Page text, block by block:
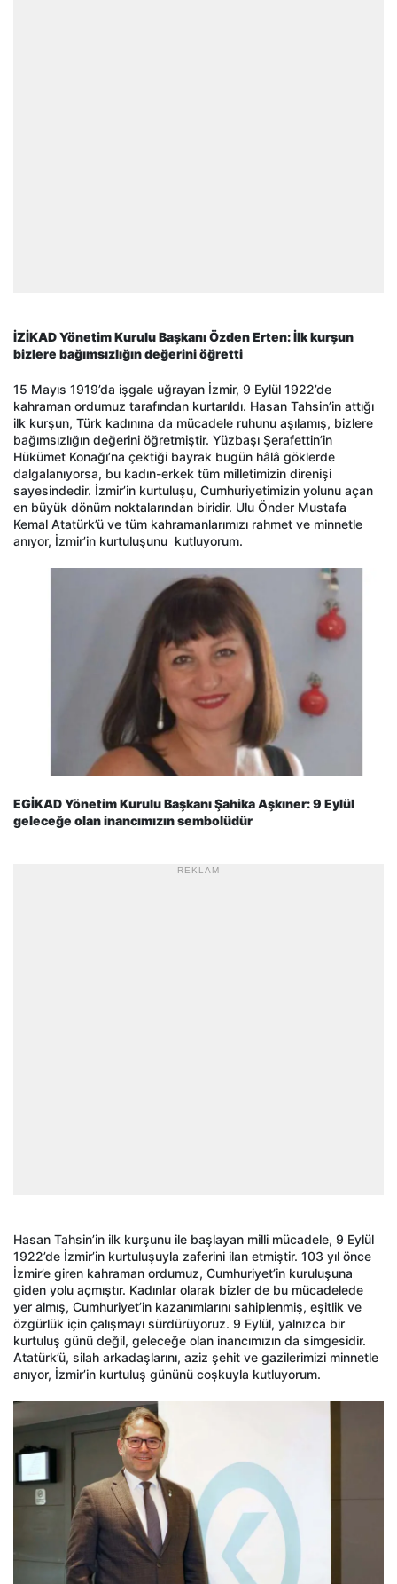
İZİKAD Yönetim Kurulu Başkanı Özden Erten: İlk kurşun
bizlere bağımsızlığın değerini öğretti
15 Mayıs 1919’da işgale uğrayan İzmir, 9 Eylül 1922’de
kahraman ordumuz tarafından kurtarıldı. Hasan Tahsin’in attığı
ilk kurşun, Türk kadınına da mücadele ruhunu aşılamış, bizlere
bağımsızlığın değerini öğretmiştir. Yüzbaşı Şerafettin’in
Hükümet Konağı’na çektiği bayrak bugün hâlâ göklerde
dalgalanıyorsa, bu kadın-erkek tüm milletimizin direnişi
sayesindedir. İzmir’in kurtuluşu, Cumhuriyetimizin yolunu açan
en büyük dönüm noktalarından biridir. Ulu Önder Mustafa
Kemal Atatürk’ü ve tüm kahramanlarımızı rahmet ve minnetle
anıyor, İzmir’in kurtuluşunu kutluyorum.
EGİKAD Yönetim Kurulu Başkanı Şahika Aşkıner: 9 Eylül
geleceğe olan inancımızın sembolüdür
- REKLAM -
Hasan Tahsin’in ilk kurşunu ile başlayan milli mücadele, 9 Eylül
1922’de İzmir’in kurtuluşuyla zaferini ilan etmiştir. 103 yıl önce
İzmir’e giren kahraman ordumuz, Cumhuriyet’in kuruluşuna
giden yolu açmıştır. Kadınlar olarak bizler de bu mücadelede
yer almış, Cumhuriyet’in kazanımlarını sahiplenmiş, eşitlik ve
özgürlük için çalışmayı sürdürüyoruz. 9 Eylül, yalnızca bir
kurtuluş günü değil, geleceğe olan inancımızın da simgesidir.
Atatürk’ü, silah arkadaşlarını, aziz şehit ve gazilerimizi minnetle
anıyor, İzmir’in kurtuluş gününü coşkuyla kutluyorum.